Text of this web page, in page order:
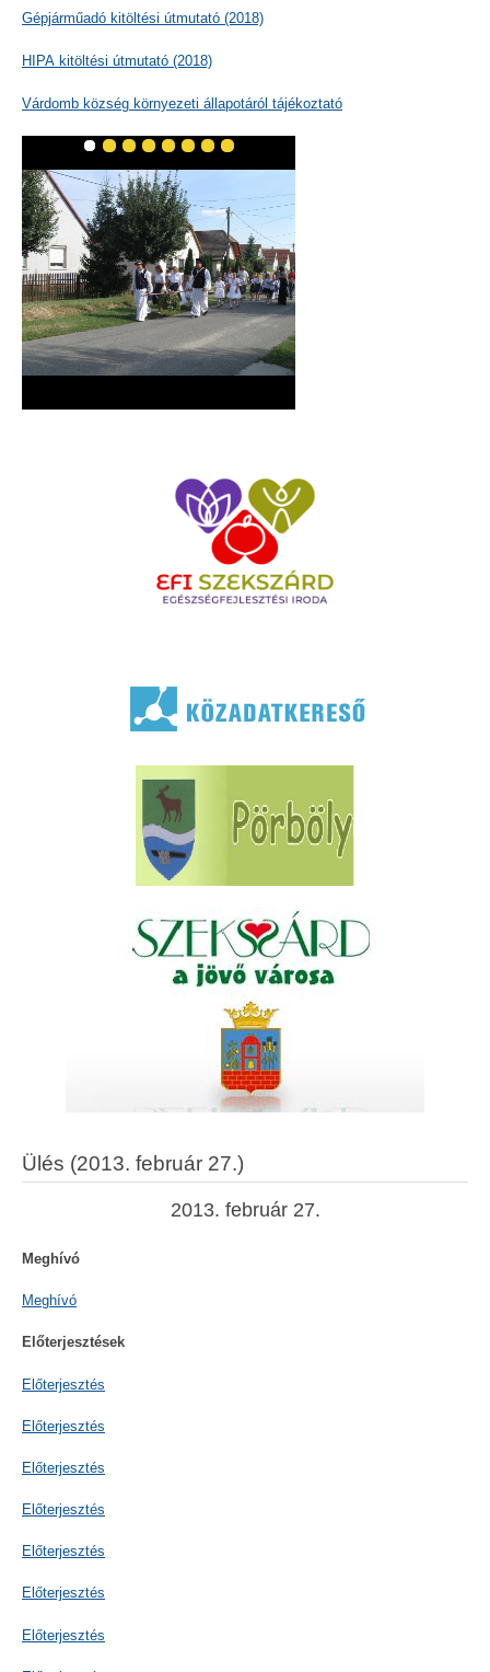
Gépjárműadó kitöltési útmutató (2018)
HIPA kitöltési útmutató (2018)
Várdomb község környezeti állapotáról tájékoztató
Ülés (2013. február 27.)
2013. február 27.
Meghívó
Meghívó
Előterjesztések
Előterjesztés
Előterjesztés
Előterjesztés
Előterjesztés
Előterjesztés
Előterjesztés
Előterjesztés